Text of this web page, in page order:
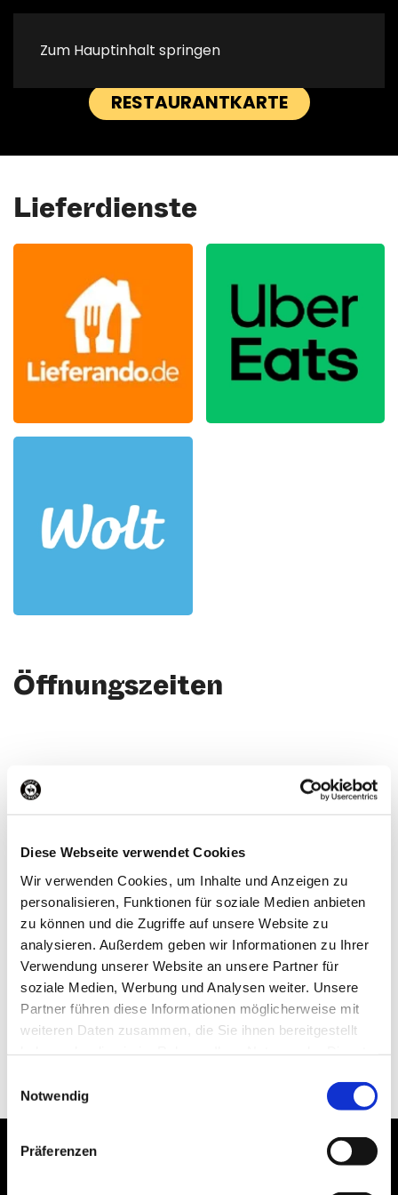
Diese Webseite verwendet Cookies
Wir verwenden Cookies, um Inhalte und Anzeigen zu
personalisieren, Funktionen für soziale Medien anbieten
zu können und die Zugriffe auf unsere Website zu
analysieren. Außerdem geben wir Informationen zu Ihrer
Verwendung unserer Website an unsere Partner für
soziale Medien, Werbung und Analysen weiter. Unsere
Partner führen diese Informationen möglicherweise mit
weiteren Daten zusammen, die Sie ihnen bereitgestellt
personenbezogene Daten in die USA, womit ein
Datenzugriff durch US-Behörden). Die Einwilligung ist
freiwillig und kann jederzeit durch Anpassung der
Notwendig
Präferenzen
Zum Hauptinhalt springen
Straße
Straße
RESERVIERUNG
RESTAURANTKARTE
Lieferdienste
Öffnungszeiten
Kontakt
Full Service Restaurant
Rüttenscheider Straße 120
45131 Essen
Deutschland
Tel:
Email: essen@ruffsburger.de
Du möchtest Deine